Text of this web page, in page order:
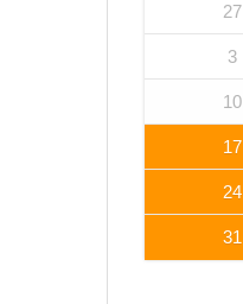
27
3
10
17
24
31